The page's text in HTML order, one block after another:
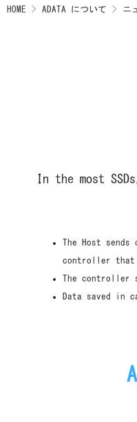
HOME ADATA について ニ
In the most
The Host
controller that
The controller
Data saved in